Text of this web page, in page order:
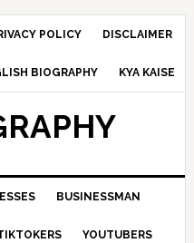
POLICY DISCLAIMER
BIOGRAPHY KYA KAISE
BUSINESSMAN
YOUTUBERS